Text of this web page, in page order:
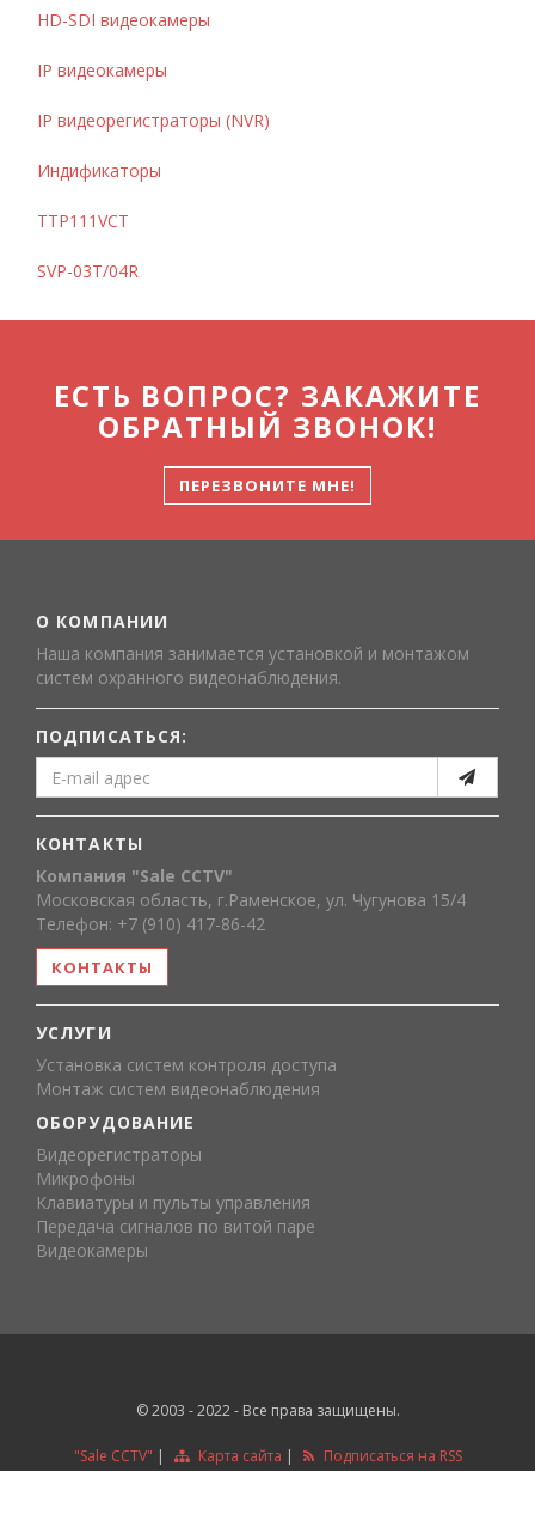
HD-SDI видеокамеры
IP видеокамеры
IP видеорегистраторы (NVR)
Индификаторы
TTP111VCT
SVP-03T/04R
ЕСТЬ ВОПРОС? ЗАКАЖИТЕ
ОБРАТНЫЙ ЗВОНОК!
ПЕРЕЗВОНИТЕ МНЕ!
О КОМПАНИИ
Наша компания занимается установкой и монтажом
систем охранного видеонаблюдения.
ПОДПИСАТЬСЯ:
КОНТАКТЫ
Компания "Sale CCTV"
Московская область, г.Раменское, ул. Чугунова 15/4
Телефон: +7 (910) 417-86-42
КОНТАКТЫ
УСЛУГИ
Установка систем контроля доступа
Монтаж систем видеонаблюдения
ОБОРУДОВАНИЕ
Видеорегистраторы
Микрофоны
Клавиатуры и пульты управления
Передача сигналов по витой паре
Видеокамеры
© 2003 - 2022 - Все права защищены.
"Sale CCTV" | Карта сайта | Подписаться на RSS